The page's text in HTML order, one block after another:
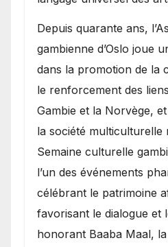
​Depuis quarante ans,
gambienne d’Oslo joue
dans la promotion de la
le renforcement des
Gambie et la Norvège,
la société multiculturelle
Semaine culturelle
l’un des événements
célébrant le patrimoine
favorisant le dialogue et
honorant Baaba Maal,